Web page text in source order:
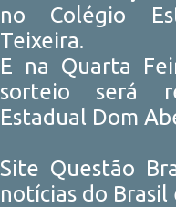
no Colégio
Teixeira.
E na Quarta
sorteio será
Estadual Dom
Site Questão
notícias do Brasil